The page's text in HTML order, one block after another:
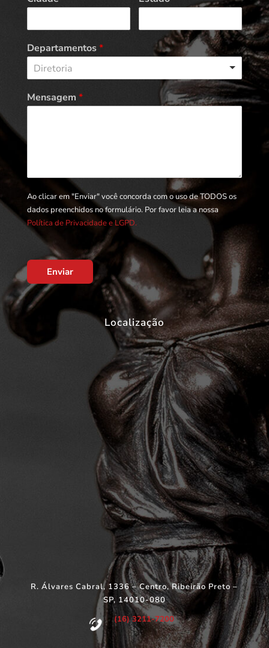
Departamentos*
Diretoria
Mensagem *
Ao clicar em "Enviar" você concorda com o uso de TODOS os
dados preenchidos no formulário. Por favor leia a nossa
Política de Privacidade e LGPD.
Enviar
Localização
R. Álvares Cabral, 1336 – Centro, Ribeirão Preto –
SP, 14010-080
(16) 3211-7200